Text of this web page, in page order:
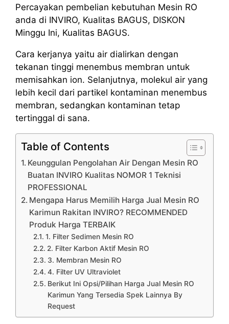
Percayakan pembelian kebutuhan Mesin RO
anda di INVIRO, Kualitas BAGUS, DISKON
Minggu Ini, Kualitas BAGUS.
Cara kerjanya yaitu air dialirkan dengan
tekanan tinggi menembus membran untuk
memisahkan ion. Selanjutnya, molekul air yang
lebih kecil dari partikel kontaminan menembus
membran, sedangkan kontaminan tetap
tertinggal di sana.
Table of Contents
Keunggulan Pengolahan Air Dengan Mesin RO
Buatan INVIRO Kualitas NOMOR 1 Teknisi
PROFESSIONAL
Mengapa Harus Memilih Harga Jual Mesin RO
Karimun Rakitan INVIRO? RECOMMENDED
Produk Harga TERBAIK
1. Filter Sedimen Mesin RO
2. Filter Karbon Aktif Mesin RO
3. Membran Mesin RO
4. Filter UV Ultraviolet
Berikut Ini Opsi/Pilihan Harga Jual Mesin RO
Karimun Yang Tersedia Spek Lainnya By
Request